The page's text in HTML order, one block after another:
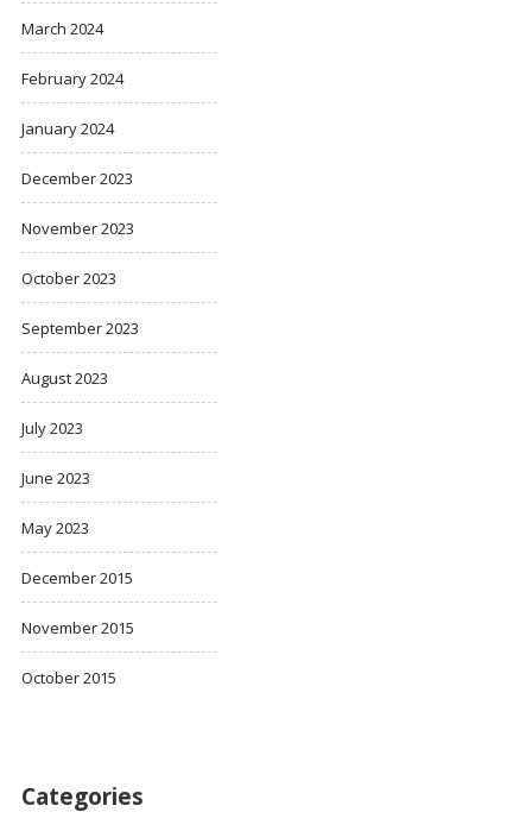
March 2024
February 2024
January 2024
December 2023
November 2023
October 2023
September 2023
August 2023
July 2023
June 2023
May 2023
December 2015
November 2015
October 2015
Categories